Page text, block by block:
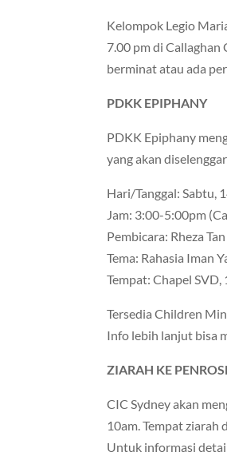
Kelompok Legio
7.00 pm di Callaghan
berminat atau ada
PDKK EPIPHANY
PDKK Epiphany
yang akan
Hari/Tanggal: Sabtu,
Jam: 3:00-5:00pm
Pembicara: Rheza Tan
Tema: Rahasia Iman
Tempat: Chapel
Tersedia Children
Info lebih lanjut bisa
ZIARAH KE
CIC Sydney akan
10am. Tempat ziarah
Untuk informasi